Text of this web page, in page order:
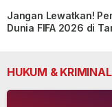
Jangan Lewatkan!
Dunia FIFA 2026 di
HUKUM & KRIMINAL